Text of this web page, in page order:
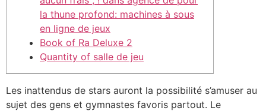
la thune profond: machines à sous
en ligne de jeux
Book of Ra Deluxe 2
Quantity of salle de jeu
Les inattendus de stars auront la possibilité s’amuser au
sujet des gens et gymnastes favoris partout. Le